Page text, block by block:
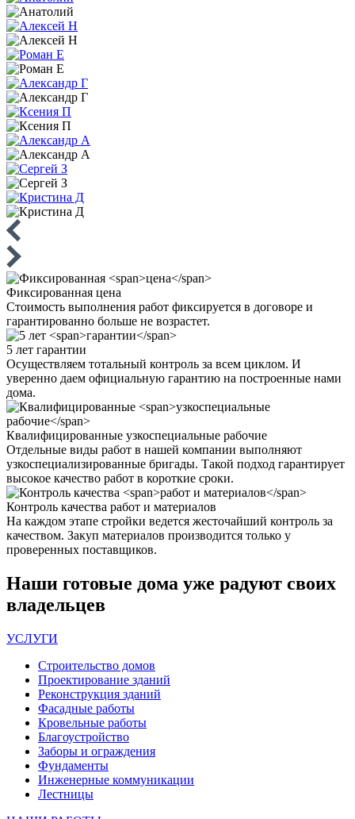
Фиксированная цена
Стоимость выполнения работ фиксируется в договоре и
гарантированно больше не возрастет.
5 лет гарантии
Осуществляем тотальный контроль за всем циклом. И
уверенно даем официальную гарантию на построенные нами
дома.
Квалифицированные узкоспециальные рабочие
Отдельные виды работ в нашей компании выполняют
узкоспециализированные бригады. Такой подход гарантирует
высокое качество работ в короткие сроки.
Контроль качества работ и материалов
На каждом этапе стройки ведется жесточайший контроль за
качеством. Закуп материалов производится только у
проверенных поставщиков.
Наши готовые дома уже радуют своих
владельцев
УСЛУГИ
Строительство домов
Проектирование зданий
Реконструкция зданий
Фасадные работы
Кровельные работы
Благоустройство
Заборы и ограждения
Фундаменты
Инженерные коммуникации
Лестницы